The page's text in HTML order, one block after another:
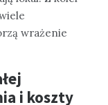
wrażenie
i koszty